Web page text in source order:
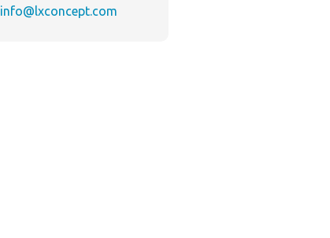
info@lxconcept.com